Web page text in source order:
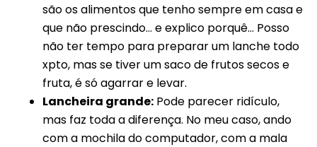
são os alimentos que tenho sempre em casa e
que não prescindo… e explico porquê… Posso
não ter tempo para preparar um lanche todo
xpto, mas se tiver um saco de frutos secos e
fruta, é só agarrar e levar.
Lancheira grande: Pode parecer ridículo,
mas faz toda a diferença. No meu caso, ando
com a mochila do computador, com a mala